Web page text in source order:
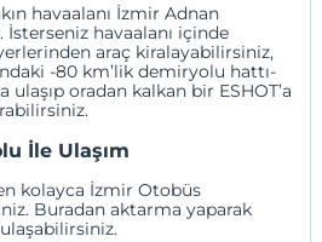
havaalanı İzmir Adnan
İsterseniz havaalanı içinde
araç kiralayabilirsiniz,
-80 km’lik demiryolu hattı-
ulaşıp oradan kalkan bir ESHOT’a
İle Ulaşım
kolayca İzmir Otobüs
Buradan aktarma yaparak